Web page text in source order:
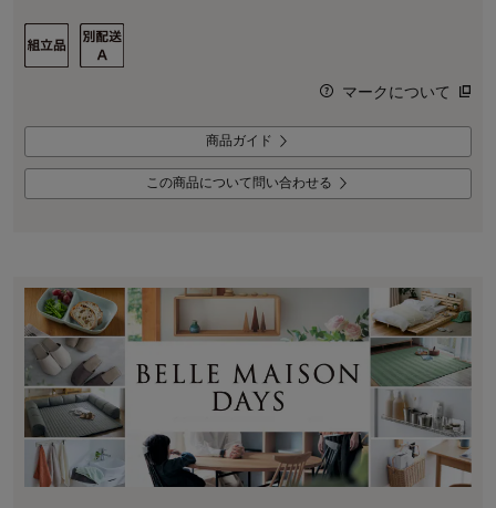
マークについて
商品ガイド
この商品について問い合わせる